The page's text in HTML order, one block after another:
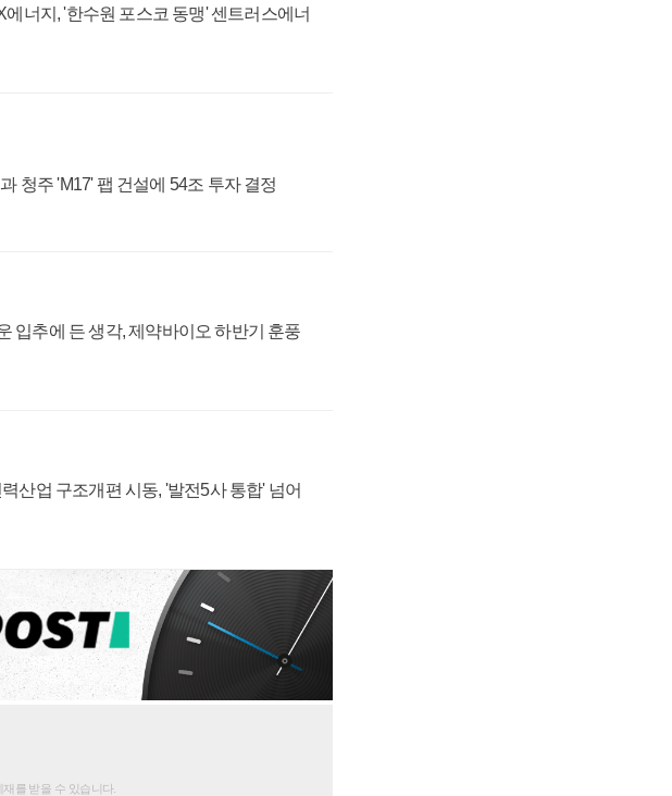
너지, '한수원 포스코 동맹' 센트러스에너
청주 'M17' 팹 건설에 54조 투자 결정
입추에 든 생각, 제약바이오 하반기 훈풍
산업 구조개편 시동, '발전5사 통합' 넘어
를 받을 수 있습니다.